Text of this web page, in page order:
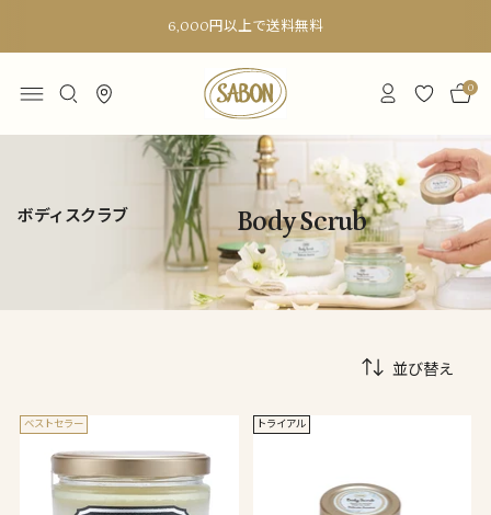
6,000円以上で送料無料
0
ボディスクラブ Body Scrub
並び替え
ベストセラー トライアル